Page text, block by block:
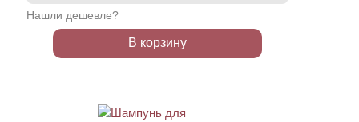
Нашли дешевле?
В корзину